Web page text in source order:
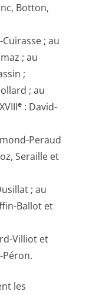
Botton,
Cuirasse ; au
; au
;
; au
e : David-
Peraud
Seraille et
; au
Ballot et
Villiot et
Péron.
les